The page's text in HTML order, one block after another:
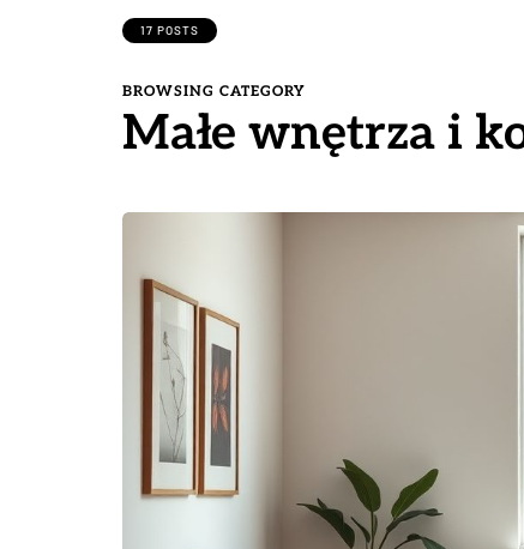
17 POSTS
BROWSING CATEGORY
Małe wnętrza i